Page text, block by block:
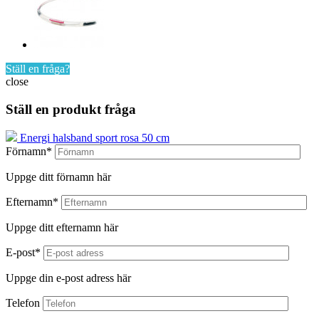
Ställ en fråga?
close
Ställ en produkt fråga
Energi halsband sport rosa 50 cm
Förnamn*
Uppge ditt förnamn här
Efternamn*
Uppge ditt efternamn här
E-post*
Uppge din e-post adress här
Telefon